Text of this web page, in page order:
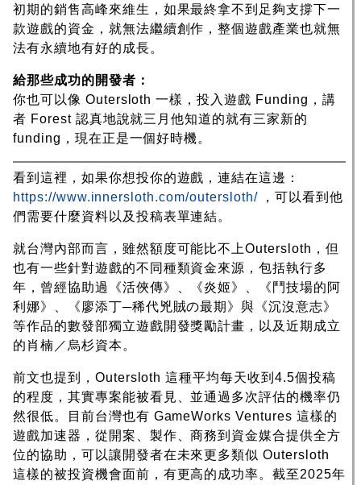
初期的銷售高峰來維生，如果最終拿不到足夠支撐下一
款遊戲的資金，就無法繼續創作，整個遊戲產業也就無
法有永續地有好的成長。
給那些成功的開發者：
你也可以像 Outersloth 一樣，投入遊戲 Funding，講
者 Forest 認真地說就三月他知道的就有三家新的
funding，現在正是一個好時機。
看到這裡，如果你想投你的遊戲，連結在這邊：
https://www.innersloth.com/outersloth/，可以看到他
們需要什麼資料以及投稿表單連結。
就台灣內部而言，雖然額度可能比不上Outersloth，但
也有一些針對遊戲的不同種類資金來源，包括執行多
年，曾經協助過《活俠傳》、《炎姬》、《鬥技場的阿
利娜》、《 廖添丁─稀代兇賊の最期 》與《沉沒意志》
等作品的數發部獨立遊戲開發獎勵計畫，以及近期成立
的肖楠／烏杉資本。
前文也提到，Outersloth 這種平均每天收到4.5個投稿
的程度，其實專案能被看見、並通過多次評估的機率仍
然很低。目前台灣也有 GameWorks Ventures 這樣的
遊戲加速器，從開案、製作、商務到資金媒合提供全方
位的協助，可以讓開發者在未來更多類似 Outersloth
這樣的被投資機會面前，有更高的成功率。截至2025年